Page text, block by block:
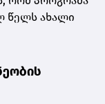
წელს ახალი